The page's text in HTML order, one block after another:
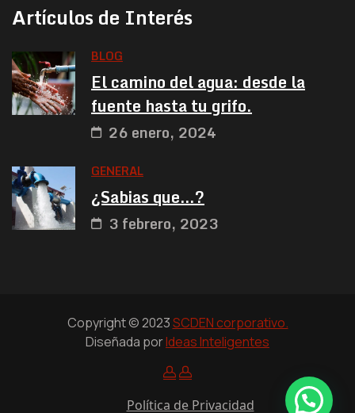
Artículos de Interés
BLOG
El camino del agua: desde la
fuente hasta tu grifo.
26 enero, 2024
GENERAL
¿Sabias que…?
3 febrero, 2023
Copyright © 2023SCDEN corporativo.
Diseñada porIdeas Inteligentes
Política de Privacidad